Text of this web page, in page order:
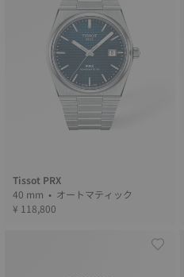
Tissot PRX
40 mm • オートマティック
¥ 118,800